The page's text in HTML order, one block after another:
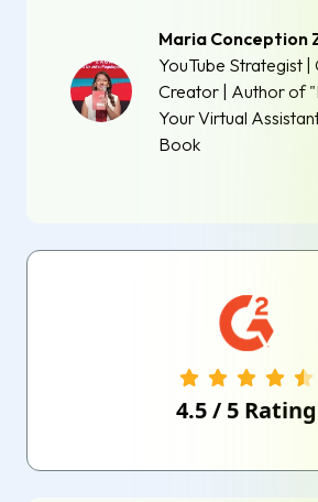
Maria Conception
YouTube Strategist |
Creator | Author of
Your Virtual
Book
4.5/ 5 Rating